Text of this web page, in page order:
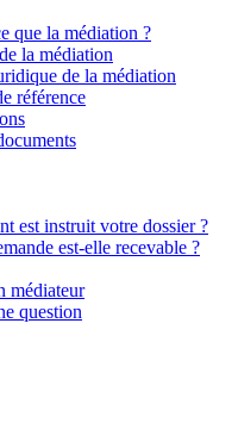
que la médiation ?
la médiation
de la médiation
référence
est instruit votre dossier ?
est-elle recevable ?
médiateur
question